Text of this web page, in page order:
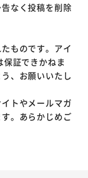
なく投稿を削除
ものです。アイ
保証できかねま
、お願いいたし
トやメールマガ
。あらかじめご